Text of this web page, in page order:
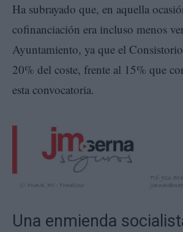
Ha subrayado que, en aquella
cofinanciación era incluso menos
Ayuntamiento, ya que el
20% del coste, frente al 15% que
esta convocatoria.
Una enmienda